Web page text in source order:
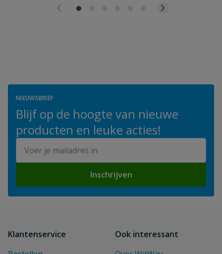
NIEUWSBRIEF
Blijf op de hoogte van nieuwe
producten en leuke acties!
Inschrijven
Klantenservice
Ook interessant